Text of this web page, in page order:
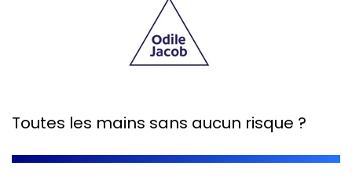
Toutes les mains sans aucun risque ?